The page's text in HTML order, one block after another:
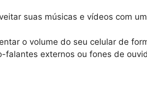
suas músicas e vídeos com
o volume do seu celular de
falantes externos ou fones de